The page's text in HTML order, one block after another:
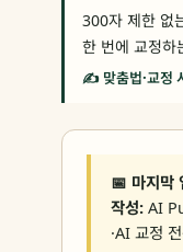
300자 제한 없
한 번에 교정하
✍️ 맞춤법·교정
📅 마지막
작성: AI
·AI 교정